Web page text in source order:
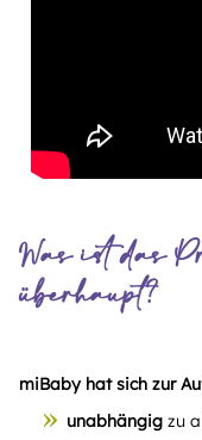
Was ist das
überhaupt?
miBaby hat sich zur
unabhängig zu